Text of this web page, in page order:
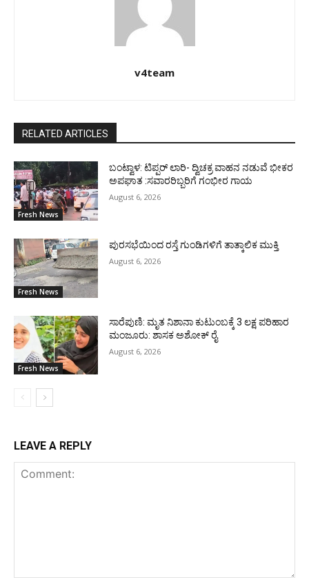
v4team
RELATED ARTICLES
Fresh News
ಬಂಟ್ವಾಳ: ಟಿಪ್ಪರ್ ಲಾರಿ- ದ್ವಿಚಕ್ರ ವಾಹನ ನಡುವೆ ಭೀಕರ
ಅಪಘಾತ :ಸವಾರರಿಬ್ಬರಿಗೆ ಗಂಭೀರ ಗಾಯ
August 6, 2026
Fresh News
ಪುರಸಭೆಯಿಂದ ರಸ್ತೆ ಗುಂಡಿಗಳಿಗೆ ತಾತ್ಕಾಲಿಕ ಮುಕ್ತಿ
August 6, 2026
Fresh News
ಸಾರೆಪುಣಿ: ಮೃತ ನಿಶಾನಾ ಕುಟುಂಬಕ್ಕೆ 3 ಲಕ್ಷ ಪರಿಹಾರ
ಮಂಜೂರು: ಶಾಸಕ ಅಶೋಕ್ ರೈ
August 6, 2026
LEAVE A REPLY